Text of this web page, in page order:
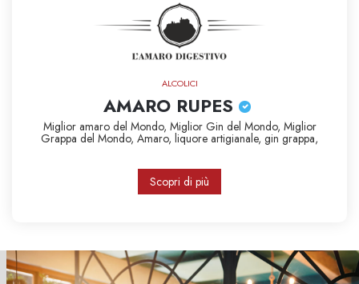
ALCOLICI
AMARO RUPES
Miglior amaro del Mondo, Miglior Gin del Mondo, Miglior
Grappa del Mondo, Amaro, liquore artigianale, gin grappa,
Scopri di più